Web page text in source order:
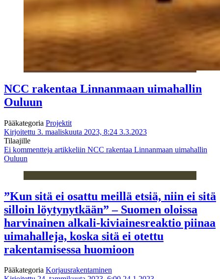
NCC rakentaa Linnanmaan uimahallin
Ouluun
Pääkategoria Projektit
Kirjoitettu 3. maaliskuuta 2023, 8:24 3.3.2023
Tilaajille
Ei kommentteja artikkeliin NCC rakentaa Linnanmaan uimahallin
Ouluun
”Kun sitä ei osattu meillä etsiä, niin ei sitä
silloin löytynytkään” – Suomen oloissa
harvinainen alkali-kiviainesreaktio piinaa
uimahalleja, koska sitä ei otettu
rakentamisessa huomioon
Pääkategoria Korjausrakentaminen